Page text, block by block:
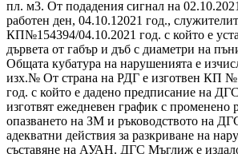
пл. м3. От подадения сигнал на
работен ден, 04.10.12021 год.,
КП№154394/04.10.2021 год. с който е
дървета от габър и дъб с диаметри на
Общата кубатура на нарушенията е
изх.№ От страна на РДГ е изготвен КП
год. с който е дадено предписание на
изготвят ежедневен график с променено
опазването на ЗМ и ръководството на
адекватни действия за разкриване на
съставяне на АУАН. ДГС Мъглиж е